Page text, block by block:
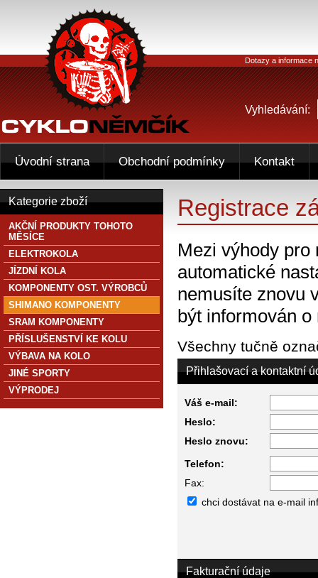
Registrace
Mezi výhody
automatické
nemusíte znovu
být informován
Všechny tučně
Přihlašovací a kontaktní
Váš e-mail:
Heslo:
Heslo znovu:
Telefon:
Fax:
chci dostávat na e-mail
Fakturační údaje
Kategorie zboží
AKČNÍ PRODUKTY TOHOTO
MĚSÍCE
ELEKTROKOLA
JÍZDNÍ KOLA
KOMPONENTY OST. VÝROBCŮ
SHIMANO KOMPONENTY
SRAM KOMPONENTY
PŘÍSLUŠENSTVÍ KE KOLU
VÝBAVA NA KOLO
JINÉ SPORTY
VÝPRODEJ
Dotazy a informace
Vyhledávání:
Úvodní strana Obchodní podmínky Kontakt